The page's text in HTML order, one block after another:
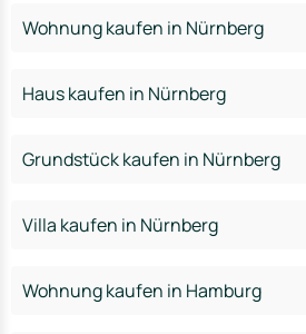
Wohnung kaufen in Nürnberg
Haus kaufen in Nürnberg
Grundstück kaufen in Nürnberg
Villa kaufen in Nürnberg
Wohnung kaufen in Hamburg